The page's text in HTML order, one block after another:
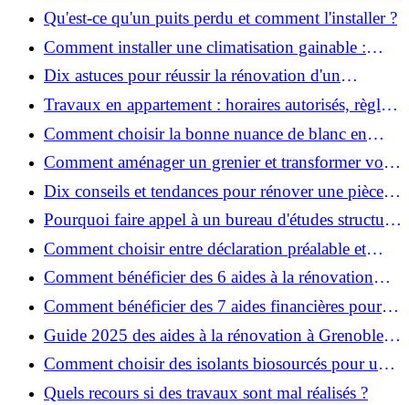
Qu'est-ce qu'un puits perdu et comment l'installer ?
Comment installer une climatisation gainable :
coût, étapes et conseils ?
Dix astuces pour réussir la rénovation d'un
appartement
Travaux en appartement : horaires autorisés, règles
et bonnes pratiques
Comment choisir la bonne nuance de blanc en
décoration et éviter les pièges ?
Comment aménager un grenier et transformer vos
combles en espace habitable ?
Dix conseils et tendances pour rénover une pièce
de la maison
Pourquoi faire appel à un bureau d'études structure
pour garantir la sécurité de vos rénovations ?
Comment choisir entre déclaration préalable et
permis de construire pour vos travaux ?
Comment bénéficier des 6 aides à la rénovation
énergétique à Grenoble ?
Comment bénéficier des 7 aides financières pour la
rénovation énergétique à Voiron ?
Guide 2025 des aides à la rénovation à Grenoble et
Voiron : MaPrimeRénov’, CEE, aides locales
Comment choisir des isolants biosourcés pour une
rénovation écologique ?
Quels recours si des travaux sont mal réalisés ?